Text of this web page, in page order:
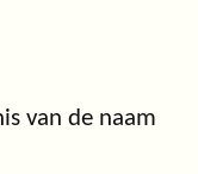
van de naam